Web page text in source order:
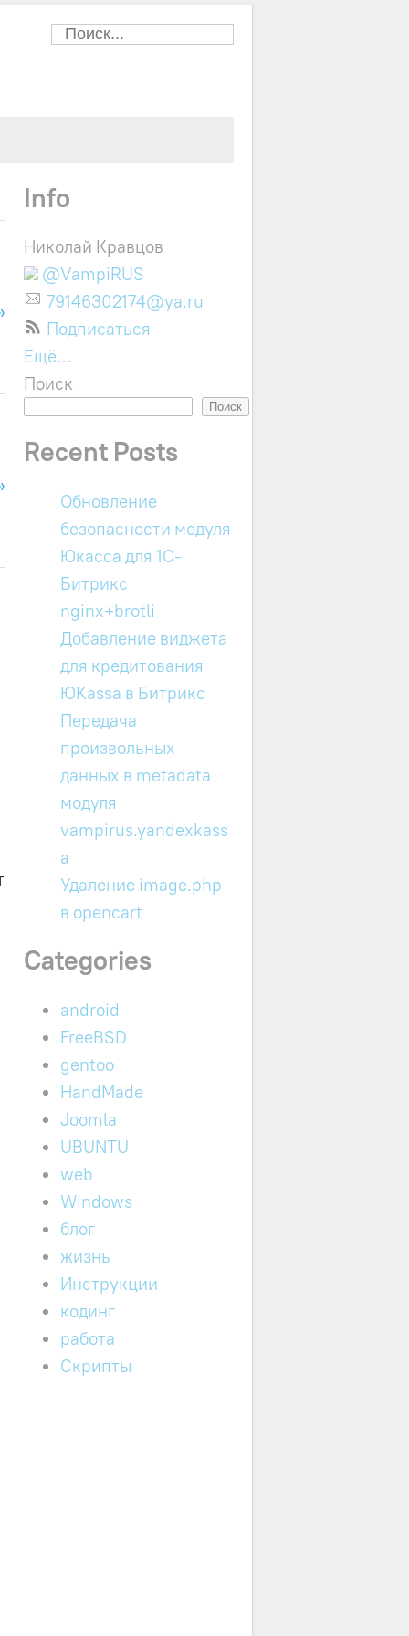
Info
Николай Кравцов
@VampiRUS
79146302174@ya.ru
Подписаться
Ещё…
Поиск
Поиск
Recent Posts
Обновление
безопасности модуля
Юкасса для 1C-
Битрикс
nginx+brotli
Добавление виджета
для кредитования
ЮKassa в Битрикс
Передача
произвольных
данных в metadata
модуля
vampirus.yandexkass
a
Удаление image.php
в opencart
Categories
android
FreeBSD
gentoo
HandMade
Joomla
UBUNTU
web
Windows
блог
жизнь
Инструкции
кодинг
работа
Скрипты